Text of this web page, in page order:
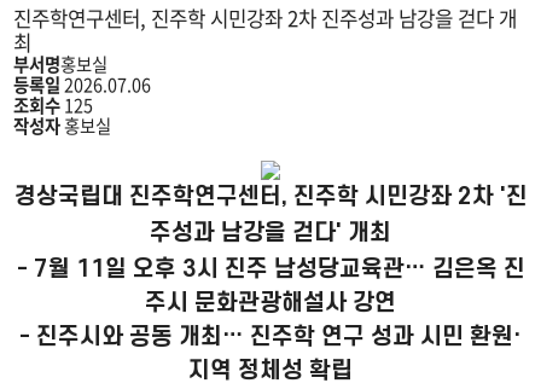
진주학연구센터, 진주학 시민강좌 2차 진주성과 남강을 걷다 개
최
부서명홍보실
등록일2026.07.06
조회수125
작성자홍보실
경상국립대 진주학연구센터, 진주학 시민강좌 2차 '진
주성과 남강을 걷다' 개최
- 7월 11일 오후 3시 진주 남성당교육관… 김은옥 진
주시 문화관광해설사 강연
- 진주시와 공동 개최… 진주학 연구 성과 시민 환원·
지역 정체성 확립